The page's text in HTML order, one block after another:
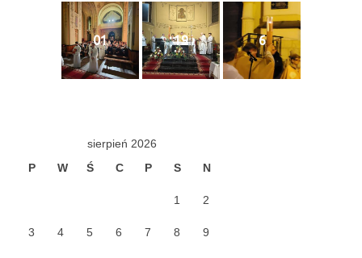
Apostoła w Częstochowie 2019
Imieniny Ks. Proboszcza 2019
Narodowy Dzień Pamięci “Żołnierzy
Nasza parafia z lotu ptaka
Galerie 2018
01 19 6
sierpień 2026
P
W Ś C P S N
1 2
3 4 5 6 7 8 9